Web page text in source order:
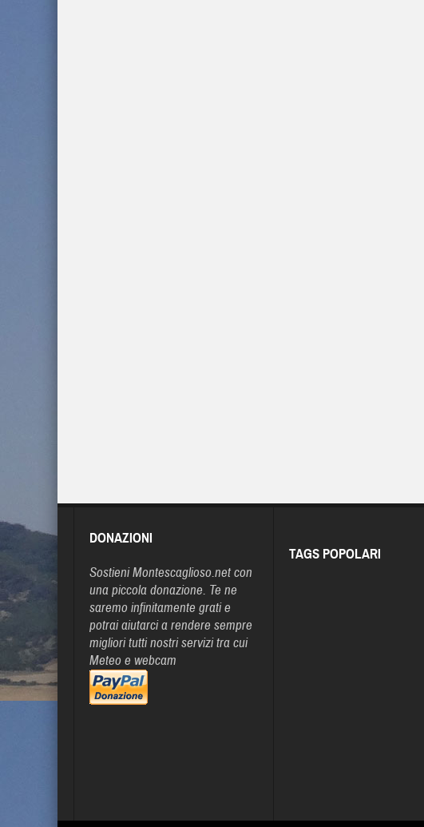
DONAZIONI
Sostieni Montescaglioso.net con
una piccola donazione. Te ne
saremo infinitamente grati e
potrai aiutarci a rendere sempre
migliori tutti nostri servizi tra cui
Meteo e webcam
TAGS POPOLARI